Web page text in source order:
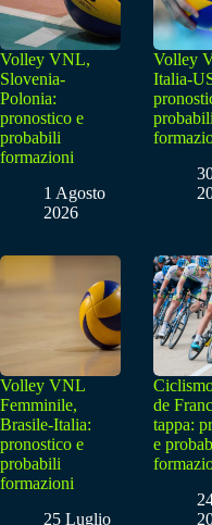
Volley VNL,
Slovenia-
Polonia:
pronostico e
probabili
formazioni
1 Agosto
2026
Volley
Italia-
probabili
Volley VNL
Femminile,
Brasile-Italia:
pronostico e
probabili
formazioni
25 Luglio
de
tappa:
e